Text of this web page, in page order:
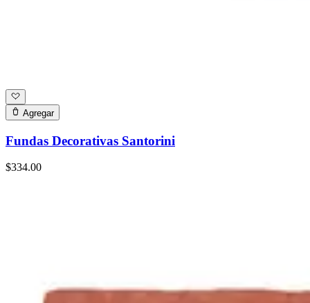
Agregar
Fundas Decorativas Santorini
$334.00